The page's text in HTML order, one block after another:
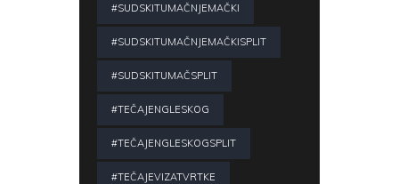
#SUDSKITUMAČNJEMAČKI
#SUDSKITUMAČNJEMAČKISPLIT
#SUDSKITUMAČSPLIT
#TEČAJENGLESKOG
#TEČAJENGLESKOGSPLIT
#TEČAJEVIZATVRTKE